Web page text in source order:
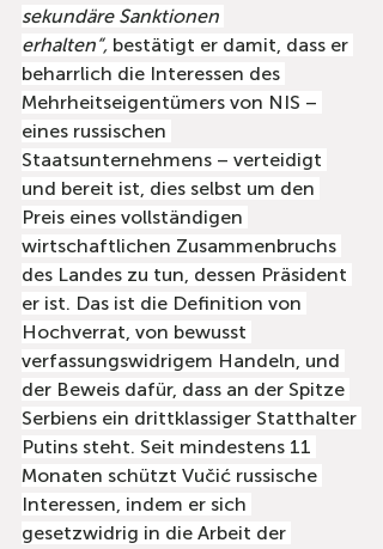
sekundäre Sanktionen
erhalten“, bestätigt er damit, dass er
beharrlich die Interessen des
Mehrheitseigentümers von NIS –
eines russischen
Staatsunternehmens – verteidigt
und bereit ist, dies selbst um den
Preis eines vollständigen
wirtschaftlichen Zusammenbruchs
des Landes zu tun, dessen Präsident
er ist. Das ist die Definition von
Hochverrat, von bewusst
verfassungswidrigem Handeln, und
der Beweis dafür, dass an der Spitze
Serbiens ein drittklassiger Statthalter
Putins steht. Seit mindestens 11
Monaten schützt Vučić russische
Interessen, indem er sich
gesetzwidrig in die Arbeit der